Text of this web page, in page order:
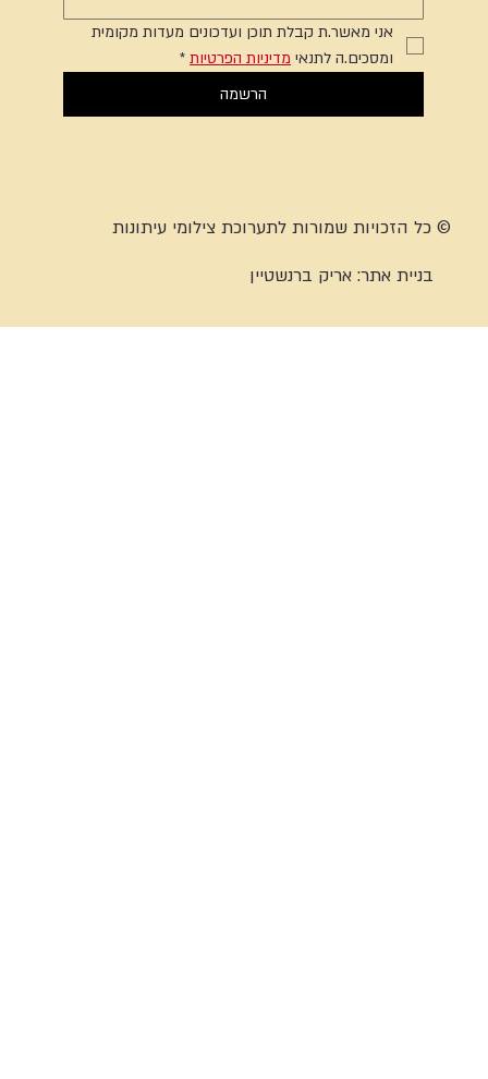
אני מאשר.ת קבלת תוכן ועדכונים מעדות מקומית
ומסכים.ה לתנאי מדיניות הפרטיות *
הרשמה
© כל הזכויות שמורות לתערוכת צילומי עיתונות
בניית אתר:אריק ברנשטיין